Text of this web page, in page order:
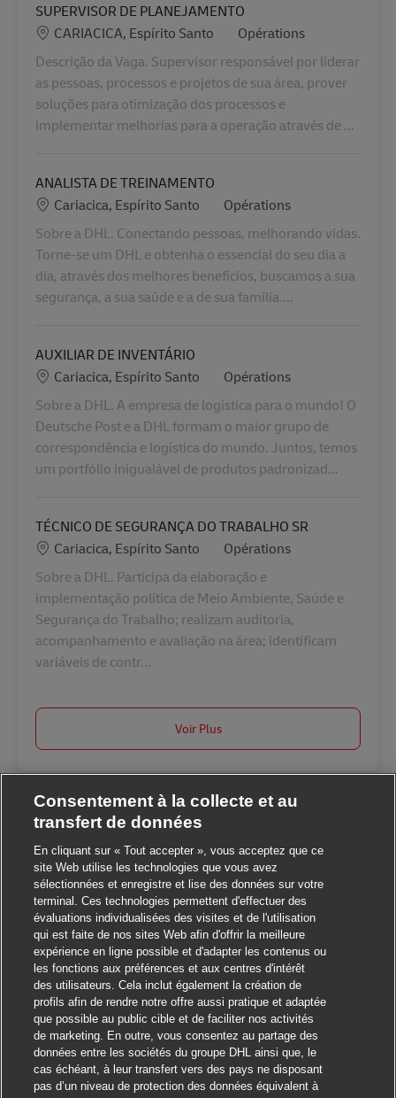
SUPERVISOR DE PLANEJAMENTO
LieuCARIACICA, Espírito Santo Catégorie
Opérations
Descrição da Vaga. Supervisor responsável por liderar
as pessoas, processos e projetos de sua área, prover
soluções para otimização dos processos e
implementar melhorias para a operação através de ...
ANALISTA DE TREINAMENTO
LieuCariacica, Espírito Santo Catégorie
Opérations
Sobre a DHL. Conectando pessoas, melhorando vidas.
Torne-se um DHL e obtenha o essencial do seu dia a
dia, através dos melhores benefícios, buscamos a sua
segurança, a sua saúde e a de sua família....
AUXILIAR DE INVENTÁRIO
LieuCariacica, Espírito Santo Catégorie
Opérations
Sobre a DHL. A empresa de logística para o mundo! O
Deutsche Post e a DHL formam o maior grupo de
correspondência e logística do mundo. Juntos, temos
um portfólio inigualável de produtos padronizad...
TÉCNICO DE SEGURANÇA DO TRABALHO SR
LieuCariacica, Espírito Santo Catégorie
Opérations
Sobre a DHL. Participa da elaboração e
implementação política de Meio Ambiente, Saúde e
Segurança do Trabalho; realizam auditoria,
acompanhamento e avaliação na área; identificam
variáveis de contr...
Voir Plus
Consentement à la collecte et au
transfert de données
En cliquant sur « Tout accepter », vous acceptez que ce
site Web utilise les technologies que vous avez
sélectionnées et enregistre et lise des données sur votre
terminal. Ces technologies permettent d'effectuer des
évaluations individualisées des visites et de l'utilisation
qui est faite de nos sites Web afin d'offrir la meilleure
expérience en ligne possible et d'adapter les contenus ou
les fonctions aux préférences et aux centres d'intérêt
des utilisateurs. Cela inclut également la création de
profils afin de rendre notre offre aussi pratique et adaptée
que possible au public cible et de faciliter nos activités
de marketing. En outre, vous consentez au partage des
données entre les sociétés du groupe DHL ainsi que, le
cas échéant, à leur transfert vers des pays ne disposant
pas d’un niveau de protection des données équivalent à
Salut ! Ce poste vous intéresse ? Fermer la
Je suis intéressé
Trouver des emplois similaires